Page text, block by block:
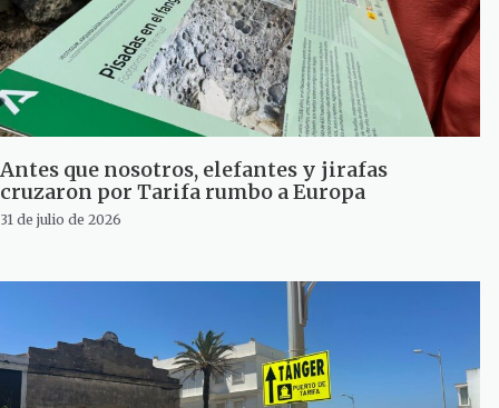
Antes que nosotros, elefantes y jirafas
cruzaron por Tarifa rumbo a Europa
31 de julio de 2026